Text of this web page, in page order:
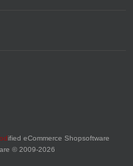
ified eCommerce Shopsoftware
© 2009-2026